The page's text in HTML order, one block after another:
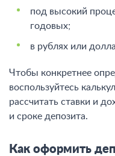
под высокий
годовых;
в рублях или
Чтобы конкретнее
воспользуйтесь
рассчитать ставки и
и сроке депозита.
Как оформить